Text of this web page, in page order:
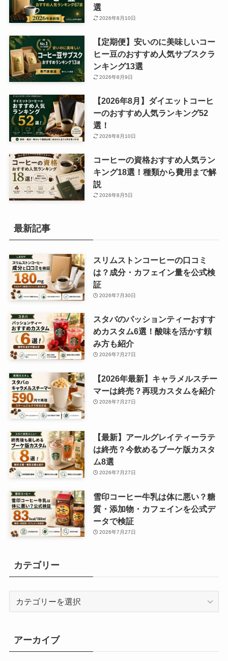
選
2026年8月10日
【定期便】安いのに美味しいコー
ヒー豆のおすすめ人気サブスクラ
ンキング13選
2026年8月9日
【2026年8月】ダイエットコーヒ
ーのおすすめ人気ランキング52
選！
2026年8月10日
コーヒーの資格おすすめ人気ラン
キング18選！種類から費用まで解
説
2026年8月5日
最新記事
スリムストンコーヒーの口コミ
は？成分・カフェイン量を公式検
証
2026年7月30日
スタバのパッションティーおすす
めカスタム6選！酸味を活かす頼
み方も紹介
2026年7月27日
【2026年最新】キャラメルスチー
マーは終売？再現カスタムを紹介
2026年7月27日
【最新】アールグレイティーラテ
は終売？今飲めるブーケ版カスタ
ム8選
2026年7月27日
雪印コーヒー牛乳は体に悪い？糖
質・添加物・カフェインを公式デ
ータで検証
2026年7月27日
カテゴリー
リ
ー
アーカイブ